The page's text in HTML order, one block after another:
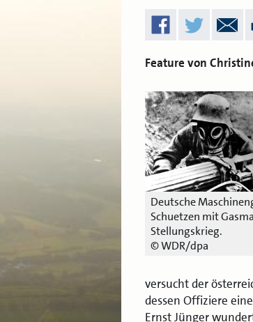
Feature von
Deutsche
Schuetzen mit
Stellungskrieg.
© WDR/dpa
versucht der
dessen Offiziere
Ernst Jünger